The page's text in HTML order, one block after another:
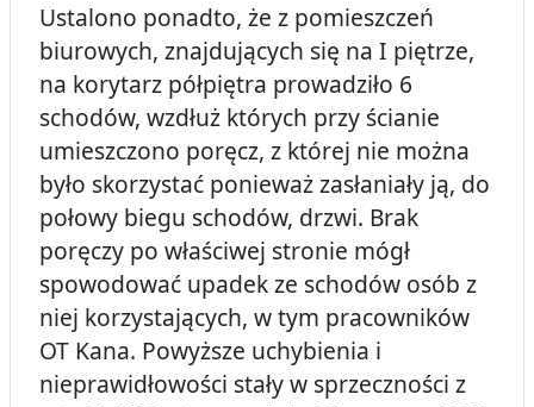
Ustalono ponadto, że z pomieszczeń
biurowych, znajdujących się na I piętrze,
na korytarz półpiętra prowadziło 6
schodów, wzdłuż których przy ścianie
umieszczono poręcz, z której nie można
było skorzystać ponieważ zasłaniały ją, do
połowy biegu schodów, drzwi. Brak
poręczy po właściwej stronie mógł
spowodować upadek ze schodów osób z
niej korzystających, w tym pracowników
OT Kana. Powyższe uchybienia i
nieprawidłowości stały w sprzeczności z